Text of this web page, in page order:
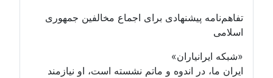
تفاهم‌نامه پیشنهادی برای اجماع مخالفین جمهوری
اسلامی
«شبکه ایرانیاران»
ایران ما، در اندوه و ماتم نشسته است، او نیازمند